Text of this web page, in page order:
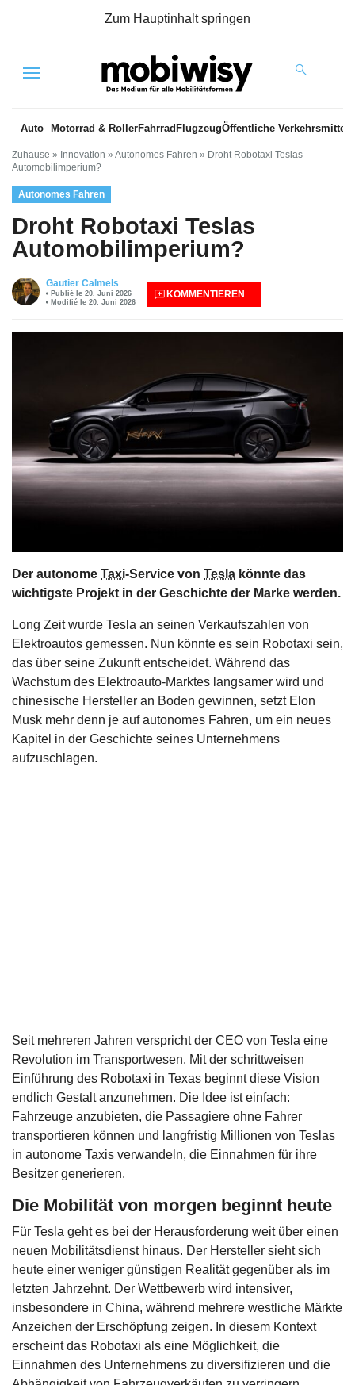
Zum Hauptinhalt springen
Menu
Auto Motorrad & RollerFahrrad FlugzeugÖffentliche Verkehrsmittel
Zuhause » Innovation » Autonomes Fahren » Droht Robotaxi Teslas
Automobilimperium?
Autonomes Fahren
Droht Robotaxi Teslas
Automobilimperium?
Gautier Calmels
Publié le 20. Juni 2026
Modifié le 20. Juni 2026
KOMMENTIEREN
Der autonome Taxi-Service von Tesla könnte das
wichtigste Projekt in der Geschichte der Marke werden.
Long Zeit wurde Tesla an seinen Verkaufszahlen von
Elektroautos gemessen. Nun könnte es sein Robotaxi sein,
das über seine Zukunft entscheidet. Während das
Wachstum des Elektroauto-Marktes langsamer wird und
chinesische Hersteller an Boden gewinnen, setzt Elon
Musk mehr denn je auf autonomes Fahren, um ein neues
Kapitel in der Geschichte seines Unternehmens
aufzuschlagen.
Seit mehreren Jahren verspricht der CEO von Tesla eine
Revolution im Transportwesen. Mit der schrittweisen
Einführung des Robotaxi in Texas beginnt diese Vision
endlich Gestalt anzunehmen. Die Idee ist einfach:
Fahrzeuge anzubieten, die Passagiere ohne Fahrer
transportieren können und langfristig Millionen von Teslas
in autonome Taxis verwandeln, die Einnahmen für ihre
Besitzer generieren.
Die Mobilität von morgen beginnt heute
Für Tesla geht es bei der Herausforderung weit über einen
neuen Mobilitätsdienst hinaus. Der Hersteller sieht sich
heute einer weniger günstigen Realität gegenüber als im
letzten Jahrzehnt. Der Wettbewerb wird intensiver,
insbesondere in China, während mehrere westliche Märkte
Anzeichen der Erschöpfung zeigen. In diesem Kontext
erscheint das Robotaxi als eine Möglichkeit, die
Einnahmen des Unternehmens zu diversifizieren und die